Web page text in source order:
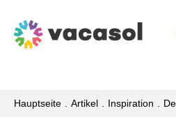
Hauptseite Artikel Inspiration